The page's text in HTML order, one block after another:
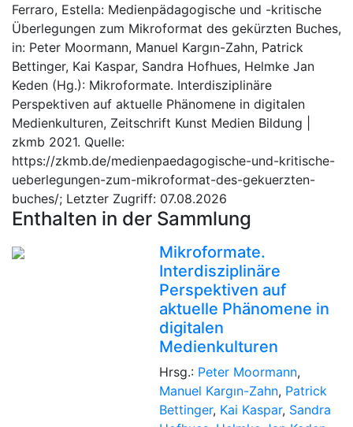
Ferraro, Estella: Medienpädagogische und -kritische
Überlegungen zum Mikroformat des gekürzten Buches,
in: Peter Moormann, Manuel Kargın-Zahn, Patrick
Bettinger, Kai Kaspar, Sandra Hofhues, Helmke Jan
Keden (Hg.): Mikroformate. Interdisziplinäre
Perspektiven auf aktuelle Phänomene in digitalen
Medienkulturen, Zeitschrift Kunst Medien Bildung |
zkmb 2021. Quelle:
https://zkmb.de/medienpaedagogische-und-kritische-
ueberlegungen-zum-mikroformat-des-gekuerzten-
buches/; Letzter Zugriff: 07.08.2026
Enthalten in der Sammlung
Mikroformate.
Interdisziplinäre
Perspektiven auf
aktuelle Phänomene in
digitalen
Medienkulturen
Hrsg.: Peter Moormann,
Manuel Kargın-Zahn, Patrick
Bettinger, Kai Kaspar, Sandra